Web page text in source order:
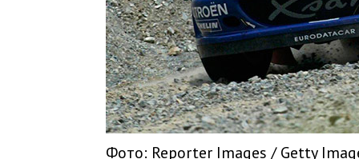
Фото: Reporter Images / Getty